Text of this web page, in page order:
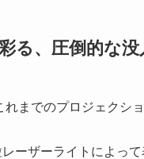
る、圧倒的な没
までのプロジェクシ
ーザーライトによっ